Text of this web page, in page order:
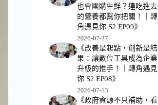
也會團購生鮮？連吃進去
的營養都幫你把關！｜轉
角遇見你 S2 EP09》
2026-07-27
《改善是起點，創新是結
果：讓數位工具成為企業
升級的推手！｜轉角遇見
你 S2 EP08》
2026-07-13
《政府資源不只補助，看